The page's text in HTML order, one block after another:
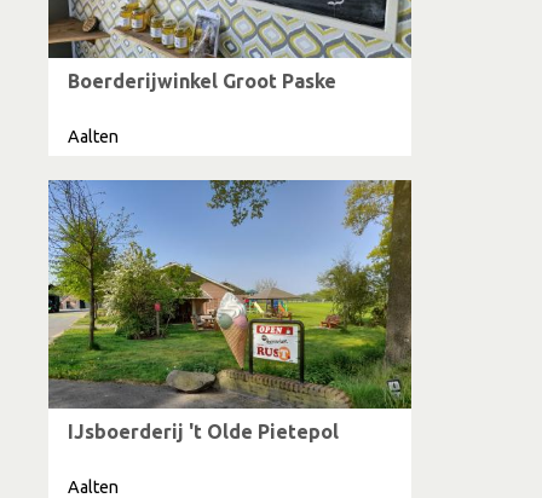
Boerderijwinkel Groot Paske
Aalten
IJsboerderij 't Olde Pietepol
Aalten